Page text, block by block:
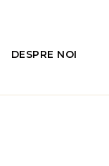
DESPRE NOI